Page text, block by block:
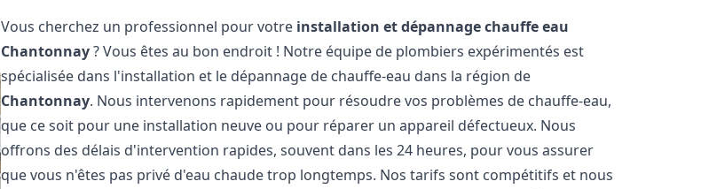
Vous cherchez un professionnel pour votre installation et dépannage chauffe eau
Chantonnay? Vous êtes au bon endroit ! Notre équipe de plombiers expérimentés est
spécialisée dans l'installation et le dépannage de chauffe-eau dans la région de
Chantonnay. Nous intervenons rapidement pour résoudre vos problèmes de chauffe-eau,
que ce soit pour une installation neuve ou pour réparer un appareil défectueux. Nous
offrons des délais d'intervention rapides, souvent dans les 24 heures, pour vous assurer
que vous n'êtes pas privé d'eau chaude trop longtemps. Nos tarifs sont compétitifs et nous